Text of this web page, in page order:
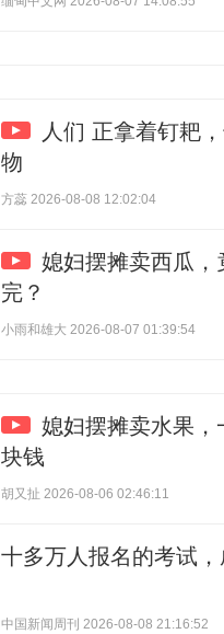
人们 正拿着钉耙
物
方蕊 2026-08-08 12:02:04
媳妇摆摊卖西瓜
完？
小雨和雄大 2026-08-07 01:39:54
媳妇摆摊卖水果
块钱
胡又扯 2026-08-06 02:46:11
十多万人报名的考试
中国新闻周刊 2026-08-08 21:16:52